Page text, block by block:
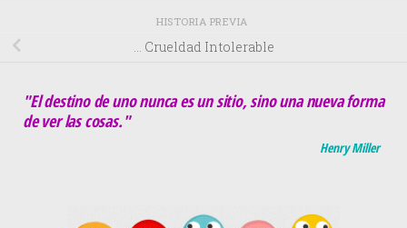
HISTORIA PREVIA
… Crueldad Intolerable
"El destino de uno nunca es un sitio, sino una nueva forma
de ver las cosas."
Henry Miller